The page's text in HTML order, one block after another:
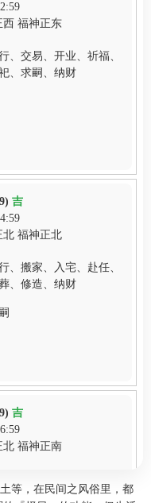
西 福神正东
、交易、开业、祈福、
、求嗣、纳财
吉
北 福神正北
、搬家、入宅、赴任、
、修造、纳财
吉
北 福神正南
等，在民间之风俗里，都